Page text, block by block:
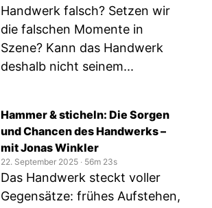
Handwerk falsch? Setzen wir
die falschen Momente in
Szene? Kann das Handwerk
deshalb nicht seinem...
Hammer & sticheln: Die Sorgen
und Chancen des Handwerks –
mit Jonas Winkler
22. September 2025 ‧ 56m 23s
Das Handwerk steckt voller
Gegensätze: frühes Aufstehen,